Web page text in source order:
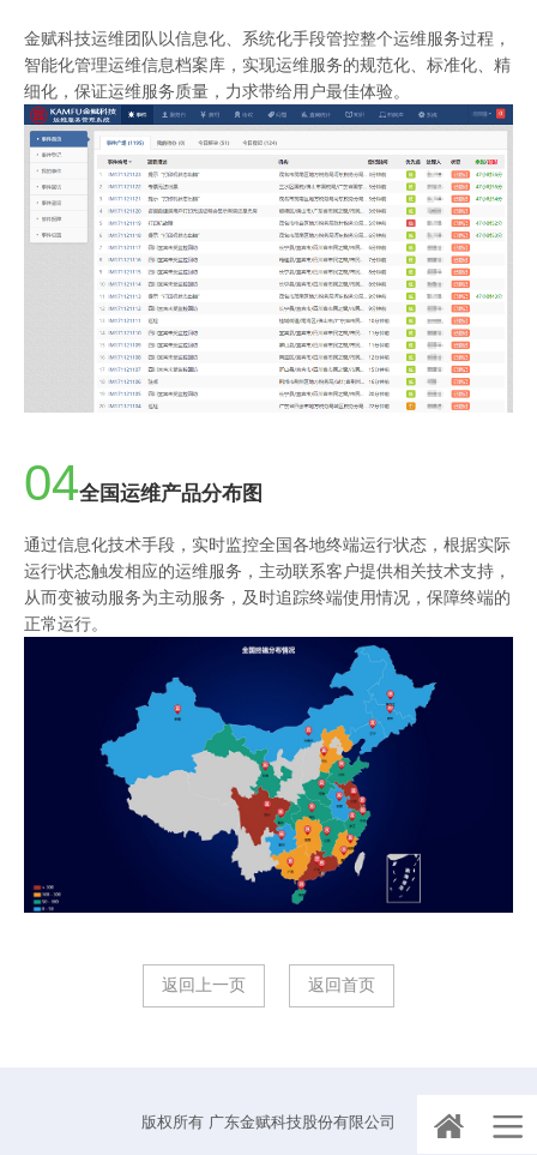
金赋科技运维团队以信息化、系统化手段管控整个运维服务过程，
智能化管理运维信息档案库，实现运维服务的规范化、标准化、精
细化，保证运维服务质量，力求带给用户最佳体验。
04全国运维产品分布图
通过信息化技术手段，实时监控全国各地终端运行状态，根据实际
运行状态触发相应的运维服务，主动联系客户提供相关技术支持，
从而变被动服务为主动服务，及时追踪终端使用情况，保障终端的
正常运行。
返回上一页 返回首页
版权所有 广东金赋科技股份有限公司